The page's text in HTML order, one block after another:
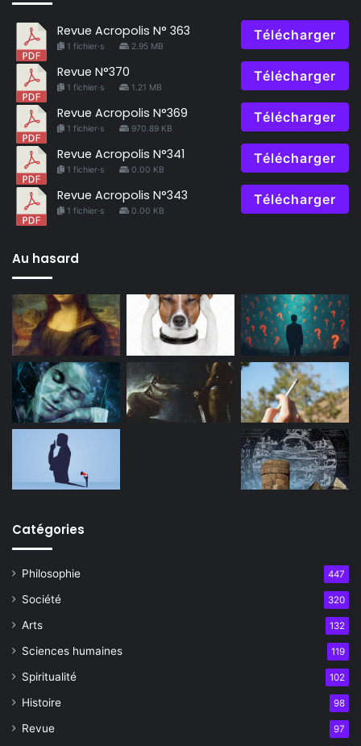
Revue Acropolis N° 363
1 fichier·s 2.95 MB
Télécharger
Revue N°370
1 fichier·s 1.21 MB
Télécharger
Revue Acropolis N°369
1 fichier·s 970.89 KB
Télécharger
Revue Acropolis N°341
1 fichier·s 0.00 KB
Télécharger
Revue Acropolis N°343
1 fichier·s 0.00 KB
Télécharger
Au hasard
Catégories
Philosophie 447
Société 320
Arts 132
Sciences humaines 119
Spiritualité 102
Histoire 98
Revue 97